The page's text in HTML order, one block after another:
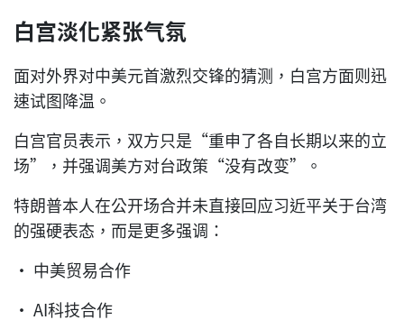
白宫淡化紧张气氛
面对外界对中美元首激烈交锋的猜测，白宫方面则迅
速试图降温。
白宫官员表示，双方只是“重申了各自长期以来的立
场”，并强调美方对台政策“没有改变”。
特朗普本人在公开场合并未直接回应习近平关于台湾
的强硬表态，而是更多强调：
• 中美贸易合作
• AI科技合作